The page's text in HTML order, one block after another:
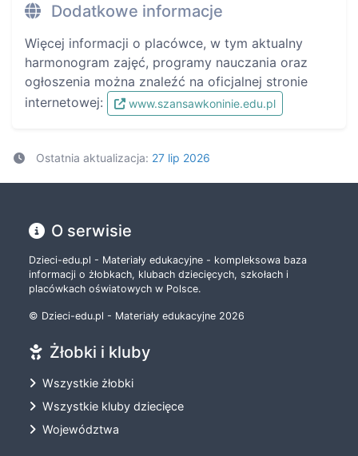
Dodatkowe informacje
Więcej informacji o placówce, w tym aktualny
harmonogram zajęć, programy nauczania oraz
ogłoszenia można znaleźć na oficjalnej stronie
internetowej:
www.szansawkoninie.edu.pl
Ostatnia aktualizacja: 27 lip 2026
O serwisie
Dzieci-edu.pl - Materiały edukacyjne - kompleksowa baza
informacji o żłobkach, klubach dziecięcych, szkołach i
placówkach oświatowych w Polsce.
© Dzieci-edu.pl - Materiały edukacyjne 2026
Żłobki i kluby
Wszystkie żłobki
Wszystkie kluby dziecięce
Województwa